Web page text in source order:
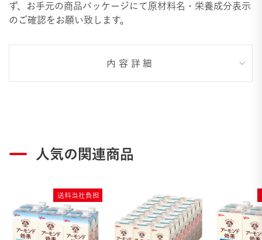
ず、お手元の商品パッケージにて原材料名・栄養成分表示
のご確認をお願い致します。
内容詳細
人気の関連商品
送料当社負担